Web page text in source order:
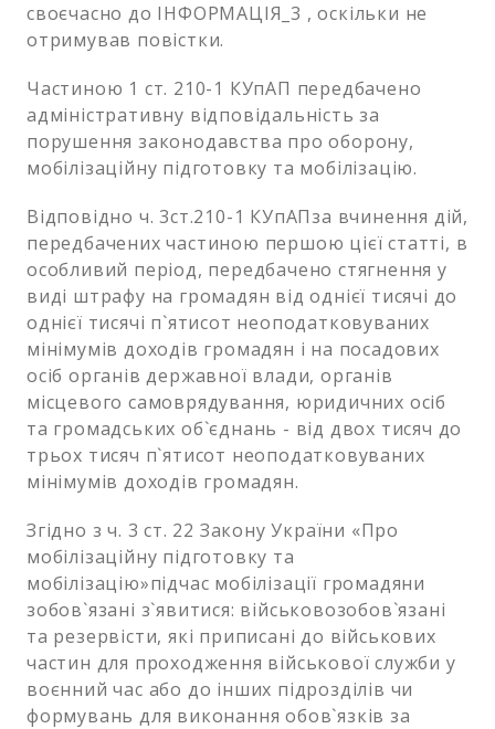
своєчасно до ІНФОРМАЦІЯ_3 , оскільки не
отримував повістки.
Частиною 1 ст. 210-1 КУпАП передбачено
адміністративну відповідальність за
порушення законодавства про оборону,
мобілізаційну підготовку та мобілізацію.
Відповідно ч. 3ст.210-1 КУпАПза вчинення дій,
передбачених частиною першою цієї статті, в
особливий період, передбачено стягнення у
виді штрафу на громадян від однієї тисячі до
однієї тисячі п`ятисот неоподатковуваних
мінімумів доходів громадян і на посадових
осіб органів державної влади, органів
місцевого самоврядування, юридичних осіб
та громадських об`єднань - від двох тисяч до
трьох тисяч п`ятисот неоподатковуваних
мінімумів доходів громадян.
Згідно з ч. 3 ст. 22 Закону України «Про
мобілізаційну підготовку та
мобілізацію»підчас мобілізації громадяни
зобов`язані з`явитися: військовозобов`язані
та резервісти, які приписані до військових
частин для проходження військової служби у
воєнний час або до інших підрозділів чи
формувань для виконання обов`язків за